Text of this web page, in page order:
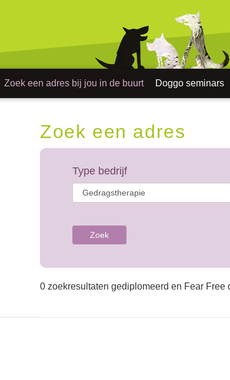
Zoek een adres bij jou in de buurt Doggo seminars
Zoek een adres
Type bedrijf
Zoek
0 zoekresultaten gediplomeerd en Fear